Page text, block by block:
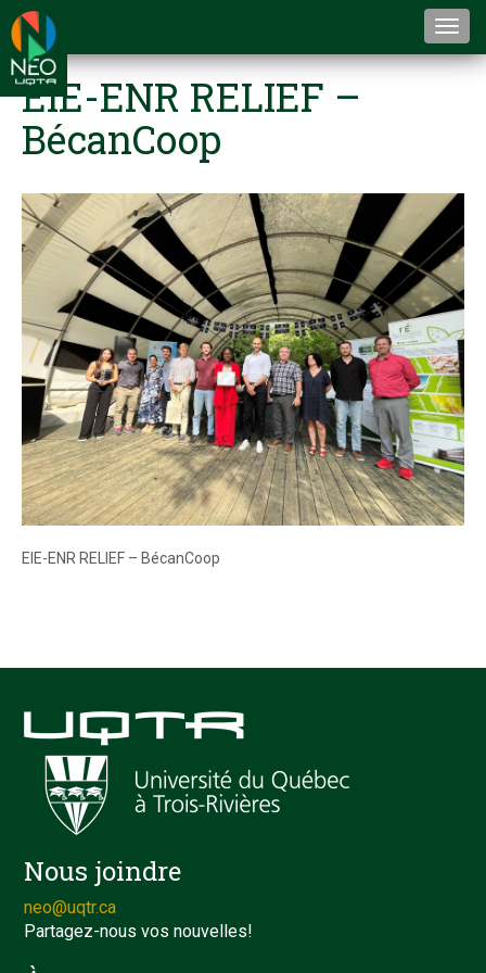
EIE-ENR RELIEF –
BécanCoop
EIE-ENR RELIEF – BécanCoop
Nous joindre
neo@uqtr.ca
Partagez-nous vos nouvelles!